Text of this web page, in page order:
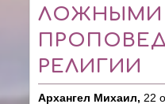
ЛОЖНЫМИ
РЕЛИГИИ
Архангел Михаил, 22